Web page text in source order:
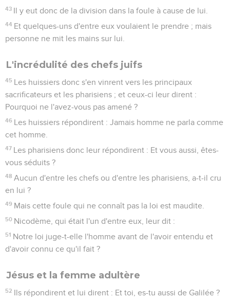
43 Il y eut donc de la division dans la foule à cause de lui.
44 Et quelques-uns d'entre eux voulaient le prendre ; mais
personne ne mit les mains sur lui.
L'incrédulité des chefs juifs
45 Les huissiers donc s'en vinrent vers les principaux
sacrificateurs et les pharisiens ; et ceux-ci leur dirent :
Pourquoi ne l'avez-vous pas amené ?
46 Les huissiers répondirent : Jamais homme ne parla comme
cet homme.
47 Les pharisiens donc leur répondirent : Et vous aussi, êtes-
vous séduits ?
48 Aucun d'entre les chefs ou d'entre les pharisiens, a-t-il cru
en lui ?
49 Mais cette foule qui ne connaît pas la loi est maudite.
50 Nicodème, qui était l'un d'entre eux, leur dit :
51 Notre loi juge-t-elle l'homme avant de l'avoir entendu et
d'avoir connu ce qu'il fait ?
Jésus et la femme adultère
52 Ils répondirent et lui dirent : Et toi, es-tu aussi de Galilée ?